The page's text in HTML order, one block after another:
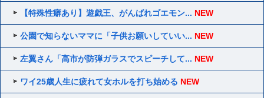
【特殊性癖あり】遊戯王、がんばれゴエモン... NEW
公園で知らないママに「子供お願いしていい... NEW
左翼さん「高市が防弾ガラスでスピーチして... NEW
ワイ25歳人生に疲れて女ホルを打ち始める NEW